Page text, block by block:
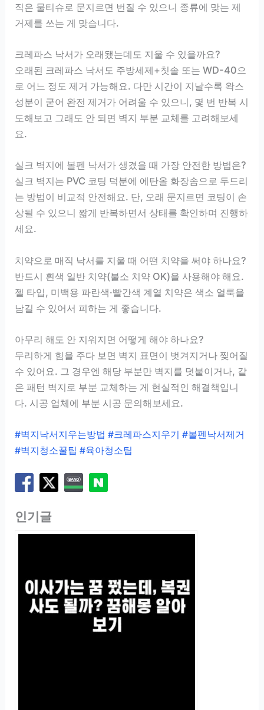
직은 물티슈로 문지르면 번질 수 있으니 종류에 맞는 제
거제를 쓰는 게 맞습니다.
크레파스 낙서가 오래됐는데도 지울 수 있을까요?
오래된 크레파스 낙서도 주방세제+칫솔 또는 WD-40으
로 어느 정도 제거 가능해요. 다만 시간이 지날수록 왁스
성분이 굳어 완전 제거가 어려울 수 있으니, 몇 번 반복 시
도해보고 그래도 안 되면 벽지 부분 교체를 고려해보세
요.
실크 벽지에 볼펜 낙서가 생겼을 때 가장 안전한 방법은?
실크 벽지는 PVC 코팅 덕분에 에탄올 화장솜으로 두드리
는 방법이 비교적 안전해요. 단, 오래 문지르면 코팅이 손
상될 수 있으니 짧게 반복하면서 상태를 확인하며 진행하
세요.
치약으로 매직 낙서를 지울 때 어떤 치약을 써야 하나요?
반드시 흰색 일반 치약(불소 치약 OK)을 사용해야 해요.
젤 타입, 미백용 파란색·빨간색 계열 치약은 색소 얼룩을
남길 수 있어서 피하는 게 좋습니다.
아무리 해도 안 지워지면 어떻게 해야 하나요?
무리하게 힘을 주다 보면 벽지 표면이 벗겨지거나 찢어질
수 있어요. 그 경우엔 해당 부분만 벽지를 덧붙이거나, 같
은 패턴 벽지로 부분 교체하는 게 현실적인 해결책입니
다. 시공 업체에 부분 시공 문의해보세요.
#벽지낙서지우는방법 #크레파스지우기 #볼펜낙서제거
#벽지청소꿀팁 #육아청소팁
인기글